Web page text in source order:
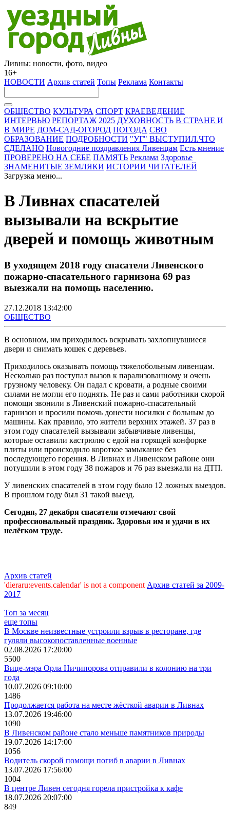
Ливны: новости, фото, видео
16+
НОВОСТИ Архив статей Топы Реклама Контакты
ОБЩЕСТВО КУЛЬТУРА СПОРТ КРАЕВЕДЕНИЕ
ИНТЕРВЬЮ РЕПОРТАЖ 2025 ДУХОВНОСТЬ В СТРАНЕ И
В МИРЕ ДОМ-САД-ОГОРОД ПОГОДА СВО
ОБРАЗОВАНИЕ ПОДРОБНОСТИ "УГ" ВЫСТУПИЛ.ЧТО
СДЕЛАНО Новогодние поздравления Ливенцам Есть мнение
ПРОВЕРЕНО НА СЕБЕ ПАМЯТЬ Реклама Здоровье
ЗНАМЕНИТЫЕ ЗЕМЛЯКИ ИСТОРИИ ЧИТАТЕЛЕЙ
Загрузка меню...
В Ливнах спасателей
вызывали на вскрытие
дверей и помощь животным
В уходящем 2018 году спасатели Ливенского
пожарно-спасательного гарнизона 69 раз
выезжали на помощь населению.
27.12.2018 13:42:00
ОБЩЕСТВО
В основном, им приходилось вскрывать захлопнувшиеся
двери и снимать кошек с деревьев.
Приходилось оказывать помощь тяжелобольным ливенцам.
Несколько раз поступал вызов к парализованному и очень
грузному человеку. Он падал с кровати, а родные своими
силами не могли его поднять. Не раз и сами работники скорой
помощи звонили в Ливенский пожарно-спасательный
гарнизон и просили помочь донести носилки с больным до
машины. Как правило, это жители верхних этажей. 37 раз в
этом году спасателей вызывали забывчивые ливенцы,
которые оставили кастрюлю с едой на горящей конфорке
плиты или происходило короткое замыкание без
последующего горения. В Ливнах и Ливенском районе они
потушили в этом году 38 пожаров и 76 раз выезжали на ДТП.
У ливенских спасателей в этом году было 12 ложных выездов.
В прошлом году был 31 такой выезд.
Сегодня, 27 декабря спасатели отмечают свой
профессиональный праздник. Здоровья им и удачи в их
нелёгком труде.
Архив статей
'dieraru:events.calendar' is not a component Архив статей за 2009-
2017
Топ за месяц
еще топы
В Москве неизвестные устроили взрыв в ресторане, где
гуляли высокопоставленные военные
02.08.2026 17:20:00
5500
Вице-мэра Орла Ничипорова отправили в колонию на три
года
10.07.2026 09:10:00
1486
Продолжается работа на месте жёсткой аварии в Ливнах
13.07.2026 19:46:00
1090
В Ливенском районе стало меньше памятников природы
19.07.2026 14:17:00
1056
Водитель скорой помощи погиб в аварии в Ливнах
13.07.2026 17:56:00
1004
В центре Ливен сегодня горела пристройка к кафе
18.07.2026 20:07:00
849